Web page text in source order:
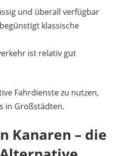
und überall verfügbar
klassische
ist relativ gut
Fahrdienste zu nutzen,
in Großstädten.
Kanaren – die